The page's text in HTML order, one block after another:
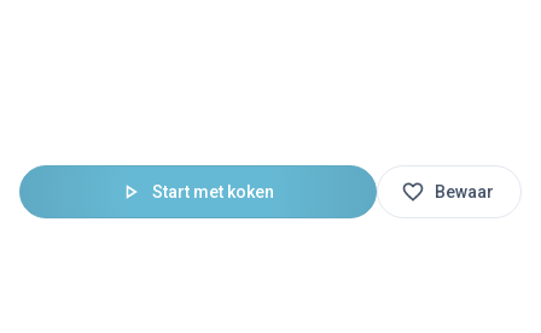
Start met koken Bewaar